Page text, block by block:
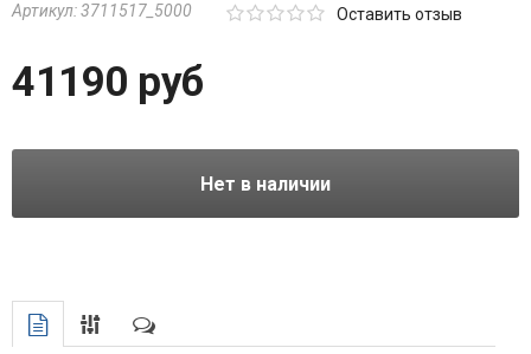
Артикул:3711517_5000 Оставить отзыв
41190 руб
Нет в наличии